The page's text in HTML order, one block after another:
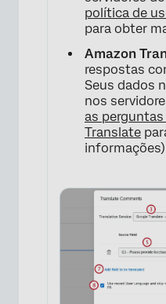
política de
para obter
Amazon
respostas
Seus dados
nos
as
Translate